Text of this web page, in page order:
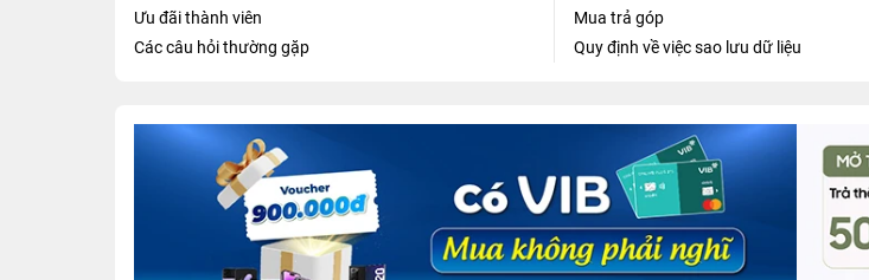
Ưu đãi thành viên
Các câu hỏi thường gặp
Mua trả góp
Quy định về việc sao lưu dữ liệu